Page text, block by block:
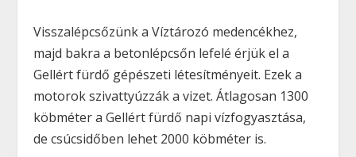
Visszalépcsőzünk a Víztározó medencékhez,
majd bakra a betonlépcsőn lefelé érjük el a
Gellért fürdő gépészeti létesítményeit. Ezek a
motorok szivattyúzzák a vizet. Átlagosan 1300
köbméter a Gellért fürdő napi vízfogyasztása,
de csúcsidőben lehet 2000 köbméter is.